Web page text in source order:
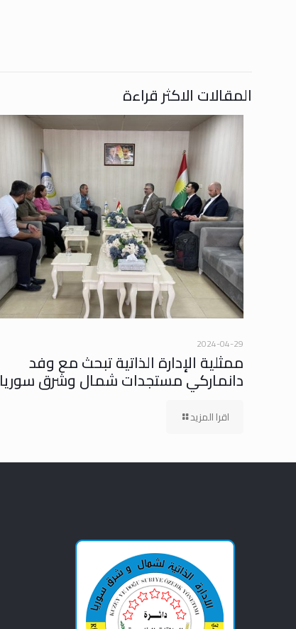
المقالات الاكثر قراءة
2024-04-29
ممثلية الإدارة الذاتية تبحث مع وفد
دانماركي مستجدات شمال وشرق سوريا
اقرا المزيد